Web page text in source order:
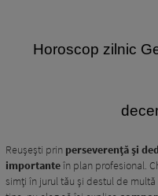
Horoscop zilnic
Reușești prin perseverență și
importanteîn plan profesional.
simți în jurul tău și destul de multă